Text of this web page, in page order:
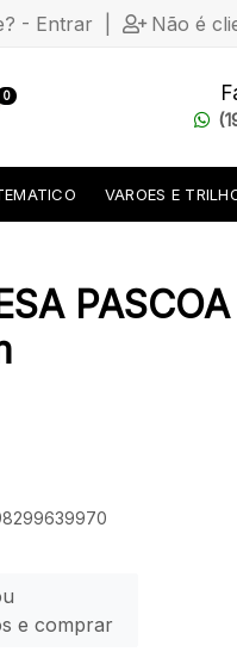
- Entrar Não é
0
VAROES E
e comprar